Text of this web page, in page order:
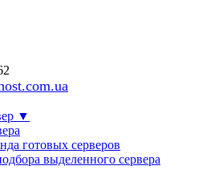
▼
готовых серверов
выделенного сервера